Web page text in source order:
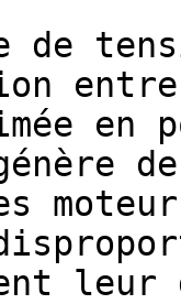
de
en
leur